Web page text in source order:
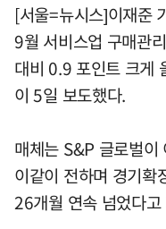
[서울=뉴시스]이재준
9월 서비스업 구매관
대비 0.9 포인트 크게
이 5일 보도했다.
매체는 S&P 글로벌이
이같이 전하며 경기
26개월 연속 넘었다고